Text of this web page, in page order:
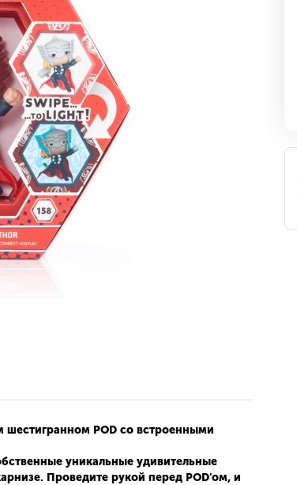
шестигранном POD со встроенными
уникальные удивительные
Проведите рукой перед POD'ом, и